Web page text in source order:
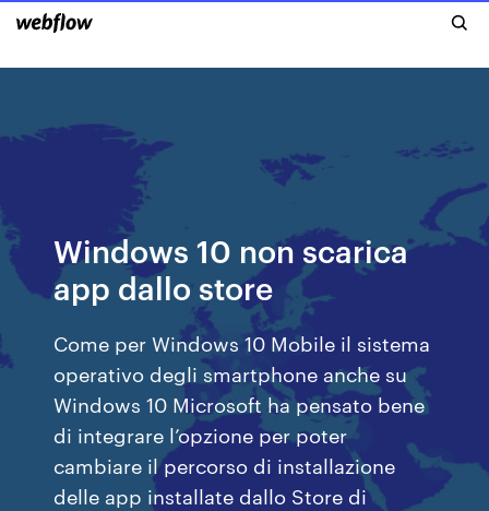
Windows 10 non scarica
app dallo store
Come per Windows 10 Mobile il sistema
operativo degli smartphone anche su
Windows 10 Microsoft ha pensato bene
di integrare l’opzione per poter
cambiare il percorso di installazione
delle app installate dallo Store di